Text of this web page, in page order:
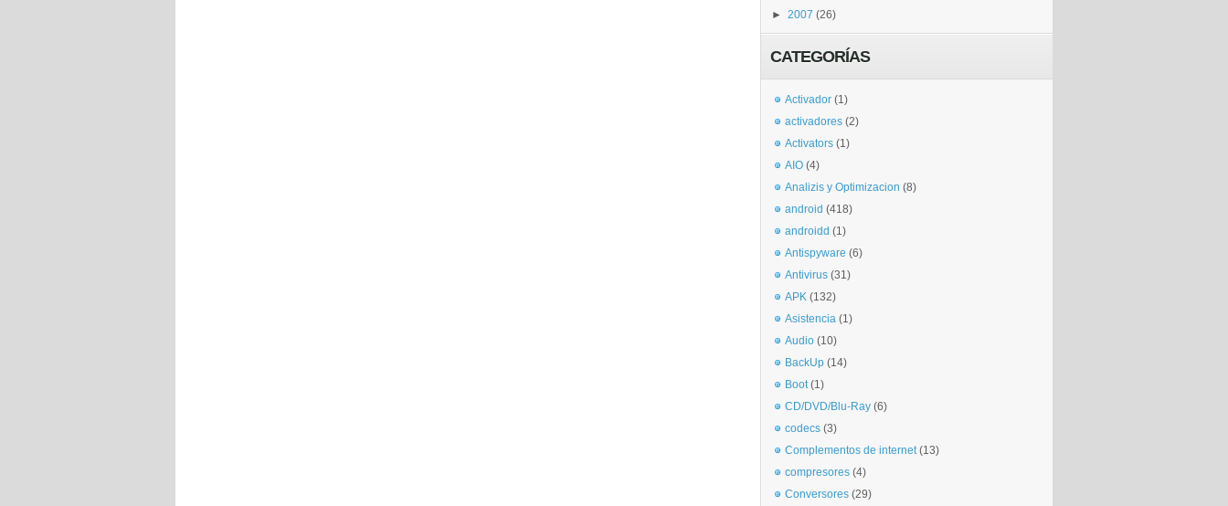
► 2007 (26)
CATEGORÍAS
Activador (1)
activadores (2)
Activators (1)
AIO (4)
Analizis y Optimizacion (8)
android (418)
androidd (1)
Antispyware (6)
Antivirus (31)
APK (132)
Asistencia (1)
Audio (10)
BackUp (14)
Boot (1)
CD/DVD/Blu-Ray (6)
codecs (3)
Complementos de internet (13)
compresores (4)
Conversores (29)